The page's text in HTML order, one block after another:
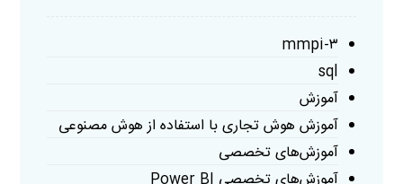
mmpi-۳
sql
آموزش
آموزش هوش تجاری با استفاده از هوش مصنوعی
آموزش‌های تخصصی